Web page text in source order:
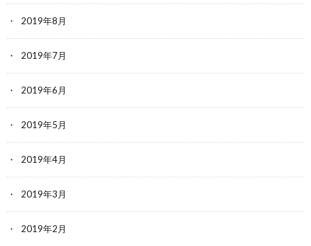
2019年8月
2019年7月
2019年6月
2019年5月
2019年4月
2019年3月
2019年2月